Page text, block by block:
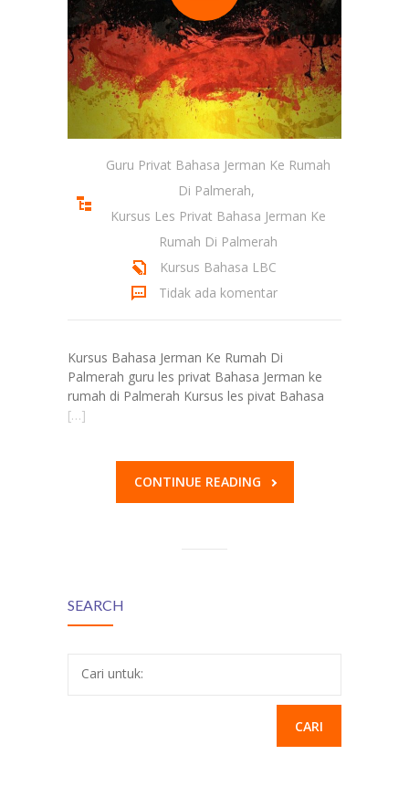
Guru Privat Bahasa Jerman Ke Rumah
Di Palmerah,
Kursus Les Privat Bahasa Jerman Ke
Rumah Di Palmerah
Kursus Bahasa LBC
Tidak ada komentar
Kursus Bahasa Jerman Ke Rumah Di
Palmerah guru les privat Bahasa Jerman ke
rumah di Palmerah Kursus les pivat Bahasa
[…]
CONTINUE READING
SEARCH
Cari untuk: